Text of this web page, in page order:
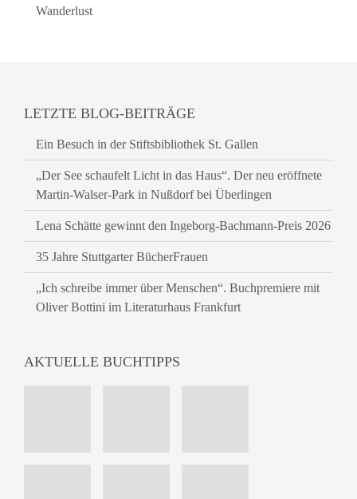
Wanderlust
LETZTE BLOG-BEITRÄGE
Ein Besuch in der Stiftsbibliothek St. Gallen
„Der See schaufelt Licht in das Haus“. Der neu eröffnete
Martin-Walser-Park in Nußdorf bei Überlingen
Lena Schätte gewinnt den Ingeborg-Bachmann-Preis 2026
35 Jahre Stuttgarter BücherFrauen
„Ich schreibe immer über Menschen“. Buchpremiere mit
Oliver Bottini im Literaturhaus Frankfurt
AKTUELLE BUCHTIPPS